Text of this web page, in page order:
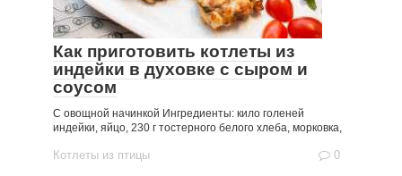
Как приготовить котлеты из
индейки в духовке с сыром и
соусом
С овощной начинкой Ингредиенты: кило голеней
индейки, яйцо, 230 г тостерного белого хлеба, морковка,
Котлеты из птицы 0